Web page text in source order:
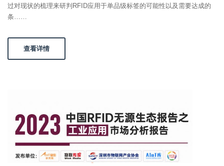
过对现状的梳理来研判RFID应用于单品级标签的可能性以及需要达成的
条……
查看详情